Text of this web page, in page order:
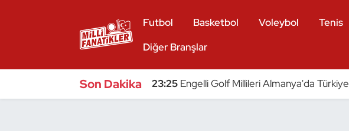
Futbol Basketbol Voleybol Tenis
Diğer Branşlar
Son Dakika 23:25 Engelli Golf Millileri Almanya'da